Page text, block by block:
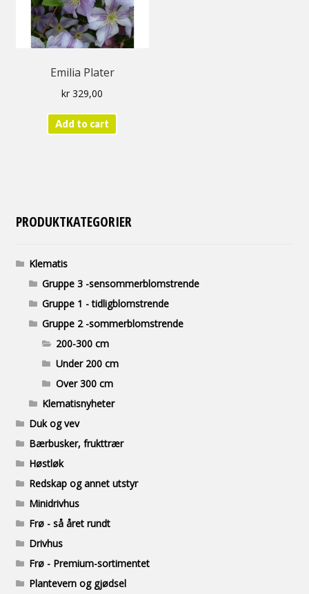
Emilia Plater
kr 329,00
Add to cart
PRODUKTKATEGORIER
Klematis
Gruppe 3 -sensommerblomstrende
Gruppe 1 - tidligblomstrende
Gruppe 2 -sommerblomstrende
200-300 cm
Under 200 cm
Over 300 cm
Klematisnyheter
Duk og vev
Bærbusker, frukttrær
Høstløk
Redskap og annet utstyr
Minidrivhus
Frø - så året rundt
Drivhus
Frø - Premium-sortimentet
Plantevern og gjødsel